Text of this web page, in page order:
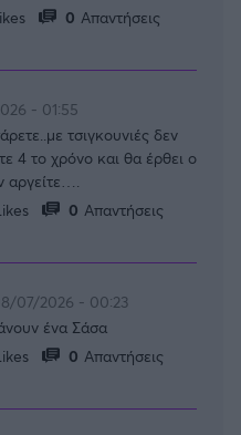
0 Απαντήσεις
- 01:55
τσιγκουνιές δεν
4 το χρόνο και θα έρθει ο
0 Απαντήσεις
07/2026 - 00:23
ένα Σάσα
0 Απαντήσεις